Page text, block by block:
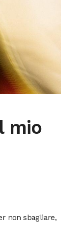
mio
non sbagliare,